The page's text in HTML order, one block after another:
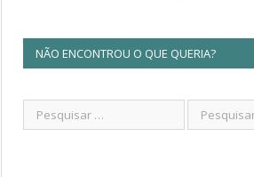
NÃO ENCONTROU O QUE QUERIA?